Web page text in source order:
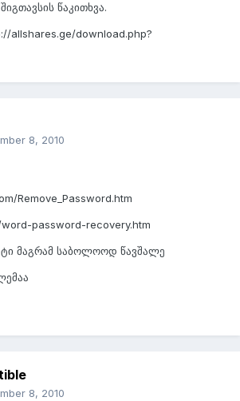
წაკითხვა.
allshares.ge/download.php?
8, 2010
Remove_Password.htm
password-recovery.htm
მაგრამ საბოლოოდ წავშალე
8, 2010